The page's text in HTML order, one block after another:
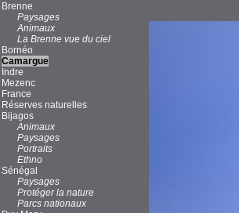
Brenne
Paysages
Animaux
La Brenne vue du ciel
Bornéo
Camargue
Indre
Mezenc
France
Réserves naturelles
Bijagos
Animaux
Paysages
Portraits
Ethno
Sénégal
Paysages
Protéger la nature
Parcs nationaux